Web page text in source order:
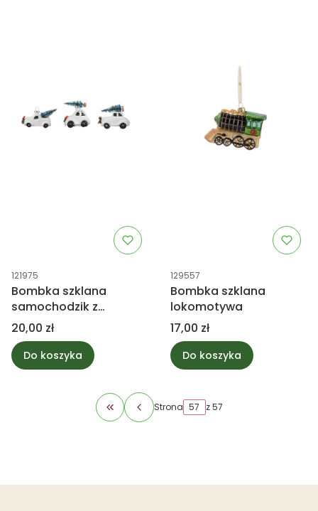
Kod produktu
121975
Bombka szklana
samochodzik z
choinką, biała mix
Cena
20,00 zł
Do koszyka
Kod produktu
129557
Bombka szklana
lokomotywa
Cena
17,00 zł
Do koszyka
Wróć do pierwszej strony z produktami
Strona z 57